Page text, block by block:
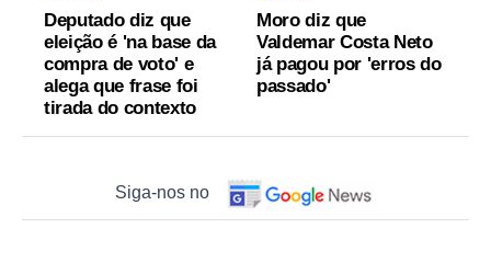
Deputado diz que
eleição é 'na base da
compra de voto' e
alega que frase foi
tirada do contexto
Moro diz que
Valdemar Costa Neto
já pagou por 'erros do
passado'
Siga-nos no